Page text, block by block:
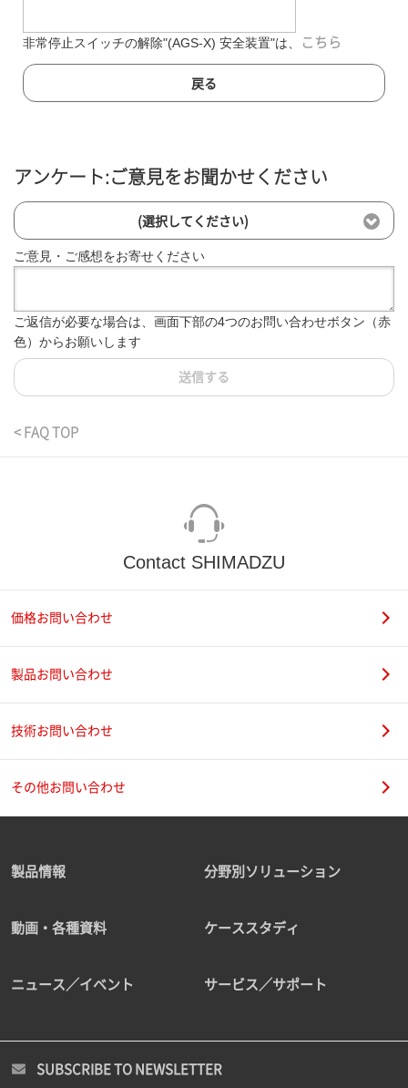
非常停止スイッチの解除"(AGS-X) 安全装置"は、 こちら
戻る
アンケート:ご意見をお聞かせください
(選択してください)
ご意見・ご感想をお寄せください
ご返信が必要な場合は、画面下部の4つのお問い合わせボタン（赤
色）からお願いします
送信する
< FAQ TOP
Contact SHIMADZU
価格お問い合わせ
製品お問い合わせ
技術お問い合わせ
その他お問い合わせ
製品情報 分野別ソリューション
動画・各種資料 ケーススタディ
ニュース／イベント サービス／サポート
SUBSCRIBE TO NEWSLETTER